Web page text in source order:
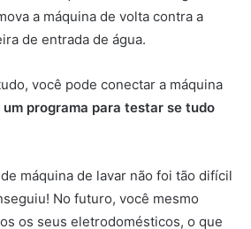
a máquina de volta contra a
de entrada de água.
você pode conectar a máquina
programa para testar se tudo
de máquina de lavar não foi tão difícil
No futuro, você mesmo
os seus eletrodomésticos, o que